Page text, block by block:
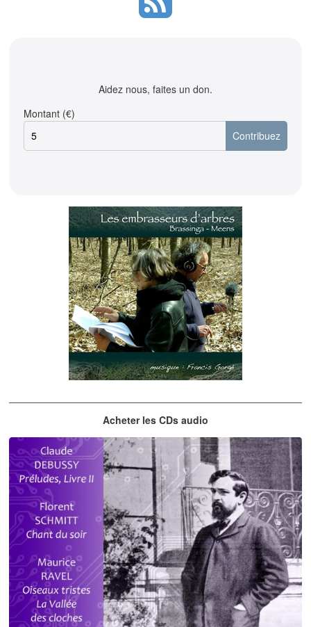
Aidez nous, faites un don.
Montant (€)
Les embrasseurs d'arbres
Acheter les CDs audio